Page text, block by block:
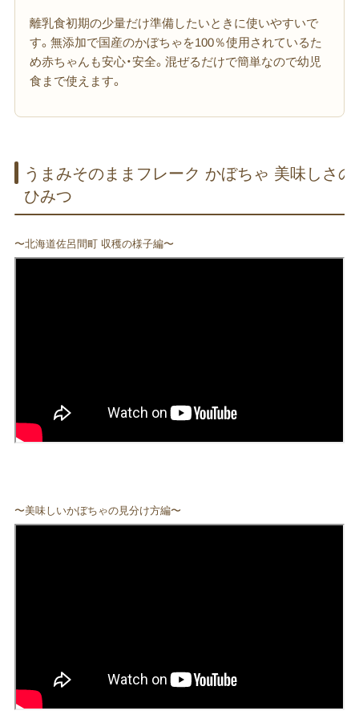
離乳食初期の少量だけ準備したいときに使いやすいで
す。無添加で国産のかぼちゃを100％使用されているた
め赤ちゃんも安心・安全。混ぜるだけで簡単なので幼児
食まで使えます。
うまみ​そのまま​フレーク かぼちゃ 美味しさの​
ひみつ
〜北海道佐呂間町 収穫の様子編〜
〜美味しいかぼちゃの見分け方編〜